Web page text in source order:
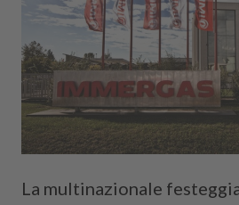
La multinazionale